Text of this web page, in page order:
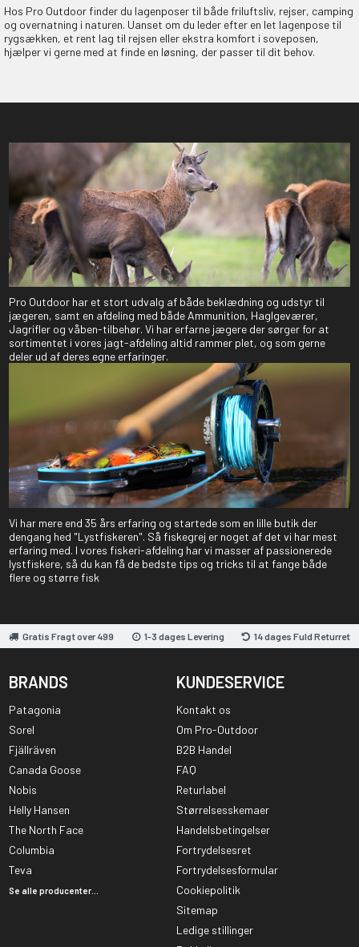
Hos Pro Outdoor finder du lagenposer til både friluftsliv, rejser, camping
og overnatning i naturen. Uanset om du leder efter en let lagenpose til
rygsækken, et rent lag til rejsen eller ekstra komfort i soveposen,
hjælper vi gerne med at finde en løsning, der passer til dit behov.
Pro Outdoor har et stort udvalg af både beklædning og udstyr til
jægeren, samt en afdeling med både Ammunition, Haglgeværer,
Jagrifler og våben-tilbehør. Vi har erfarne jægere der sørger for at
sortimentet i vores jagt-afdeling altid rammer plet, og som gerne
deler ud af deres egne erfaringer.
Vi har mere end 35 års erfaring og startede som en lille butik der
dengang hed "Lystfiskeren". Så fiskegrej er noget af det vi har mest
erfaring med. I vores fiskeri-afdeling har vi masser af passionerede
lystfiskere, så du kan få de bedste tips og tricks til at fange både
flere og større fisk
Gratis Fragt over 499 1-3 dages Levering 14 dages Fuld Returret
BRANDS
Patagonia
Sorel
Fjällräven
Canada Goose
Nobis
Helly Hansen
The North Face
Columbia
Teva
Se alle producenter...
KUNDESERVICE
Kontakt os
Om Pro-Outdoor
B2B Handel
FAQ
Returlabel
Størrelsesskemaer
Handelsbetingelser
Fortrydelsesret
Fortrydelsesformular
Cookiepolitik
Sitemap
Ledige stillinger